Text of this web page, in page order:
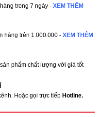
trong 7 ngày - XEM THÊM
hàng trên 1.000.000 - XEM THÊM
phẩm chất lượng với giá tốt
Hoặc gọi trực tiếp Hotline.